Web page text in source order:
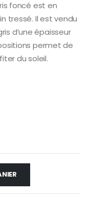
foncé est en
tressé. Il est vendu
d’une épaisseur
permet de
du soleil.